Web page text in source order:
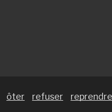
ôter refuser reprendre